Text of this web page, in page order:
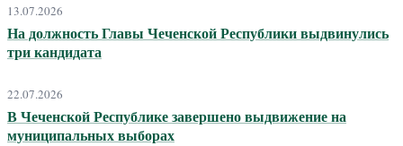
13.07.2026
На должность Главы Чеченской Республики выдвинулись
три кандидата
22.07.2026
В Чеченской Республике завершено выдвижение на
муниципальных выборах